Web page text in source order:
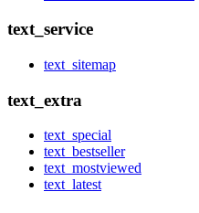
text_service
text_sitemap
text_extra
text_special
text_bestseller
text_mostviewed
text_latest